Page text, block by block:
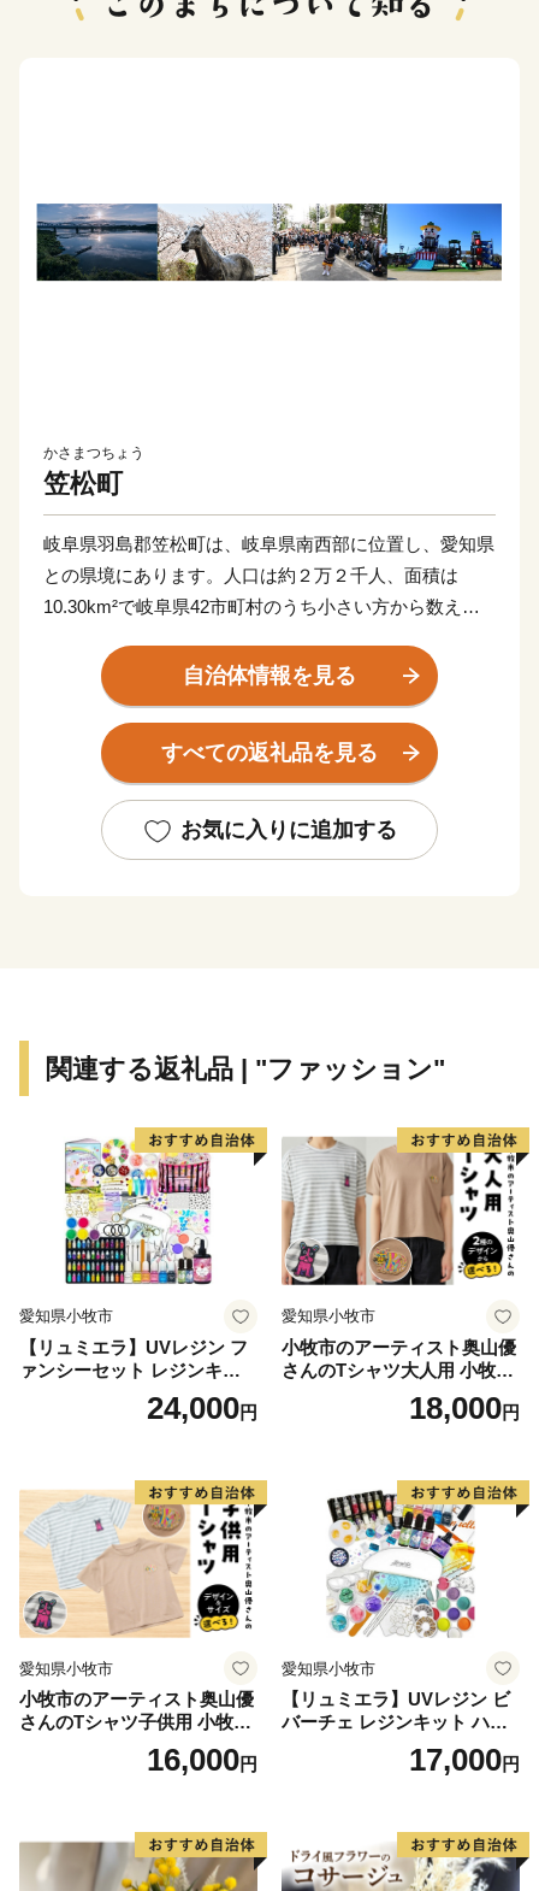
かさまつちょう
笠松町
岐阜県羽島郡笠松町は、岐阜県南西部に位置し、愛知県
との県境にあります。人口は約２万２千人、面積は
10.30km²で岐阜県42市町村のうち小さい方から数えて3
市化が上手く共存できた活気溢れるまちです。
江戸時代に「美濃郡代笠松陣屋」、明治時代には「県
庁」が置かれ、川湊のある商人の町として、この地方の
政治・経済をはじめ文化の中心となり栄えてきました。
も笠松町の特徴です。
・「ふるさとかさまつ宅配便(お礼の品)」のお届け先を
寄附者の方【以外】へ指定いただく場合は、トラブル等
を防ぐため、お届け先様へあらかじめご連絡いただきま
すようお願いいたします。
・ふるさと納税制度の主旨により、「ふるさとかさまつ
きます。
自治体情報を見る
すべての返礼品を見る
お気に入りに追加する
関連する返礼品 | "ファッション"
愛知県小牧市
【リュミエラ】UVレジン フ
ァンシーセット レジンキッ
ト ハンドメイド レジンクラ
フト アクセサリーキット 手
24,000円
愛知県小牧市
小牧市のアーティスト奥山優
さんのTシャツ大人用 小牧市
18,000円
愛知県小牧市
小牧市のアーティスト奥山優
さんのTシャツ子供用 小牧市
16,000円
愛知県小牧市
【リュミエラ】UVレジン ビ
バーチェ レジンキット ハン
ドメイド レジンクラフト ア
クセサリーキット 手作り セ
17,000円